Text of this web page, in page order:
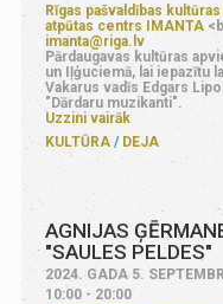
Rīgas pašvaldības
atpūtas centrs IMANTA
imanta@riga.lv
Pārdaugavas kultūras
un Iļģuciemā, lai iepazītu
Vakarus vadīs Edgars
"Dārdaru muzikanti".
Uzzini vairāk
KULTŪRA
DEJA
AGNIJAS
"SAULES PELDES"
2024. GADA 5.
10:00 - 20:00